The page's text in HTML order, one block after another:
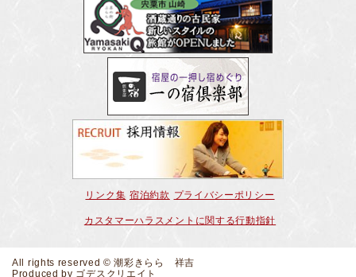
リンク集 宿泊約款 プライバシーポリシー
カスタマーハラスメントに関する行動指針
All rights reserved © 潮彩きらら 祥吉
Produced by ゴデスクリエイト